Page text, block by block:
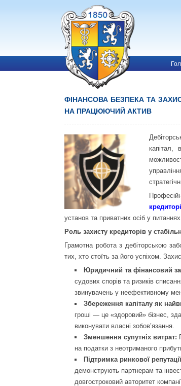
ФІНАНСОВА БЕЗПЕКА ТА
НА ПРАЦЮЮЧИЙ АКТИВ
капітал,
установ та приватних осіб у
Роль захисту кредиторів у
Грамотна робота з дебіторською
тих, хто стоїть за його успіхом.
Юридичний та фінансовий
судових спорів та ризиків
звинувачень у неефективному
Збереження капіталу як
гроші — це «здоровий» бізнес,
виконувати власні зобов’язання.
Зменшення супутніх витрат:
на податки з неотриманого
Підтримка ринкової
демонструють партнерам та
довгостроковий авторитет
Post